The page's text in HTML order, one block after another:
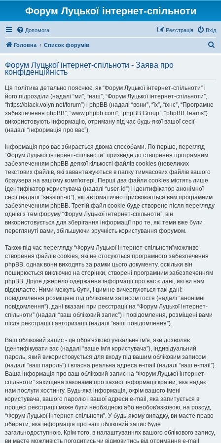
Форум Луцької інтернет-спільноти
Допомога Вхід
Реєстрація
Головна Список форумів
у
Форум Луцької інтернет-спільноти - Заява про
конфіденційність
Ця політика детально пояснює, як “Форум Луцької інтернет-спільноти” і
його підрозділи (надалі “ми”, “наш”, “Форум Луцької інтернет-спільноти”,
“https://black.volyn.net/forum”) і phpBB (надалі “вони”, “їх”, “їхнє”, “Програмне
забезпечення phpBB”, “www.phpbb.com”, “phpBB Group”, “phpBB Teams”)
використовують інформацію, отриману під час будь-якої вашої сесії
(надалі “інформація про вас”).
Інформація про вас збирається двома способами. По перше, перегляд
“Форум Луцької інтернет-спільноти” призведе до створення програмним
забезпеченням phpBB деякої кількості файлів cookies (невеликих
текстових файлів, які завантажуються в папку тимчасових файлів вашого
браузера на вашому комп'ютері. Перші два файли cookies містять лише
ідентифікатор користувача (надалі “user-id”) і ідентифікатор анонімної
сесії (надалі “session-id”), які автоматично присвоюються вам програмним
забезпеченням phpBB. Третій файл cookie буде створено після перегляду
однієї з тем форуму “Форум Луцької інтернет-спільноти”, він
використовується для зберігання інформації про те, які теми вже були
переглянуті вами, збільшуючи зручність користування форумом.
Також під час перегляду “Форум Луцької інтернет-спільноти”можливе
створення файлів cookies, які не стосуються програмного забезпечення
phpBB, однак вони виходять за рамки цього документу, оскільки він
поширюється виключно на сторінки, створені програмним забезпеченням
phpBB. Друге джерело одержання інформації про вас є дані, які ви нам
відсилаєте. Ними можуть бути, і цим не вичерпуються такі дані:
повідомлення розміщені під обліковим записом гостя (надалі “анонімні
повідомлення”), дані вказані при реєстрації на “Форум Луцької інтернет-
спільноти” (надалі “ваш обліковий запис”) і повідомлення, розміщені вами
після реєстрації і авторизації (надалі “ваші повідомлення”).
Ваш обліковий запис - це обов'язково унікальне ім'я, яке дозволяє
ідентифікувати вас (надалі “ваше ім'я користувача”), індивідуальний
пароль, який використовується для входу під вашим обліковим записом
(надалі “ваш пароль”) і власна реальна адреса e-mail (надалі “ваш e-mail”).
Ваша інформація про ваш обліковий запис на “Форум Луцької інтернет-
спільноти” захищена законами про захист інформації країни, яка надає
нам послуги хостингу. Будь-яка інформація, окрім вашого імені
користувача, вашого паролю і вашої адреси e-mail, яка запитується в
процесі реєстрації може бути необхідною або необов'язковою, на розсуд
“Форум Луцької інтернет-спільноти”. У будь-якому випадку, ви маєте право
обирати, яка інформація про ваш обліковий запис буде
загальнодоступною. Крім того, в налаштуваннях вашого облікового запису,
ви маєте можливість погодитись чи відмовитись від отримання e-mail